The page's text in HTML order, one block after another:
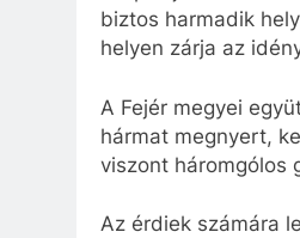
biztos harmadik
helyen zárja az
A Fejér megyei
hármat megnyert,
viszont háromgólos
Az érdiek számára